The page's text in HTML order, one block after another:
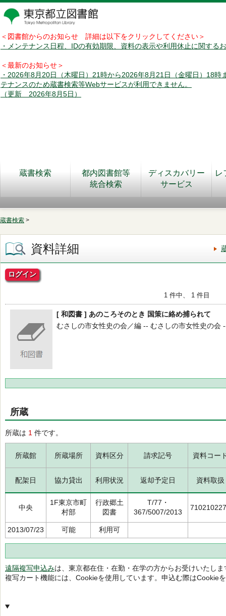
＜図書館からのお知らせ 詳細は以下をクリックしてください＞
・メンテナンス日程、IDの有効期限、資料の表示や利用休止に関する
＜最新のお知らせ＞
・2026年8月20日（木曜日）21時から2026年8月21日（金曜日）18時
テナンスのため蔵書検索等Webサービスが利用できません。
（更新 2026年8月5日）
蔵書検索
都内図書館等
統合検索
ディスカバリー
サービス
レ
蔵書検索 >
資料詳細
ログイン
1 件中、 1 件目
[ 和図書 ] あのころそのとき 国策に絡め捕られて
むさしの市女性史の会／編 -- むさしの市女性史の会
所蔵
所蔵は 1 件です。
所蔵館 所蔵場所 資料区分 請求記号 資料コー
配架日 協力貸出 利用状況 返却予定日 資料取扱
中央
1F東京市町
村部
行政郷土
図書
T/77・
367/5007/2013
2013/07/23 可能 利用可
遠隔複写申込みは、東京都在住・在勤・在学の方からお受けいたしま
複写カート機能には、Cookieを使用しています。申込む際はCookie